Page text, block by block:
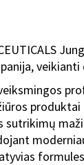
veikianti
sutrikimų